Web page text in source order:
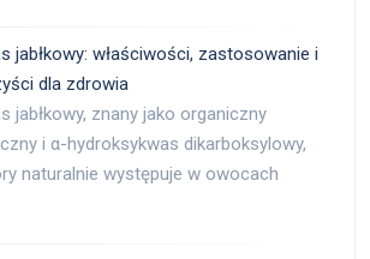
jabłkowy: właściwości, zastosowanie i
dla zdrowia
jabłkowy, znany jako organiczny
i α-hydroksykwas dikarboksylowy,
naturalnie występuje w owocach